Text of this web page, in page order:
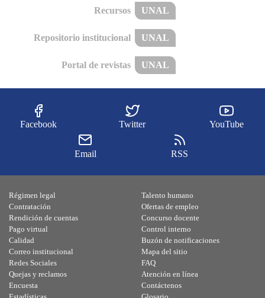
Recursos UNAL
Repositorio institucional UNAL
Portal de revistas UNAL
Facebook Twitter YouTube
Email RSS
Régimen legal
Contratación
Rendición de cuentas
Pago virtual
Calidad
Talento humano
Ofertas de empleo
Concurso docente
Control interno
Buzón de notificaciones
Correo institucional
Redes Sociales
Quejas y reclamos
Encuesta
Mapa del sitio
FAQ
Atención en línea
Contáctenos